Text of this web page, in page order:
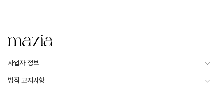
사업자 정보
법적 고지사항